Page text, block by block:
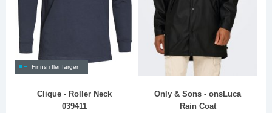
Finns i fler färger
Clique - Roller Neck
039411
Only & Sons - onsLuca
Rain Coat